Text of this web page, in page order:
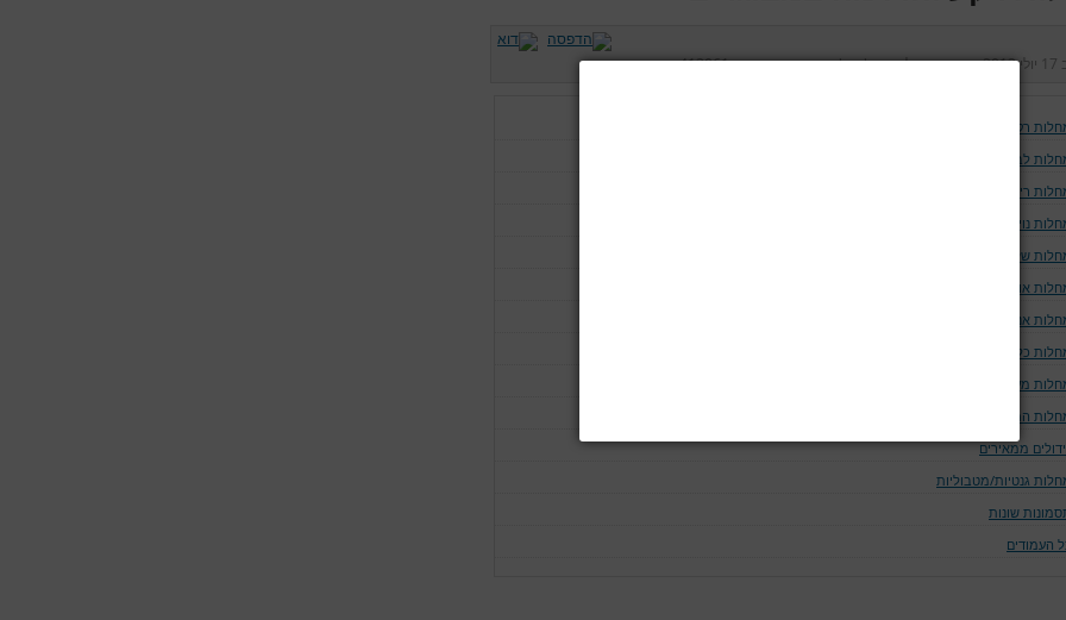
17 יולי 2013 נכתב על ידידר' גרג'י יונתן כניסות:413061
רקע והרדמה במבוגרים
לב וכלי דם
ריאה ודרכי האויר
נוירולוגיות
שלד
אוטו-אימוניות
אנדוקריניות
כליה ומערכת השתן
מערכת העיכול
המאטולוגיות
ממאירים
גנטיות/מטבוליות
שונות
העמודים